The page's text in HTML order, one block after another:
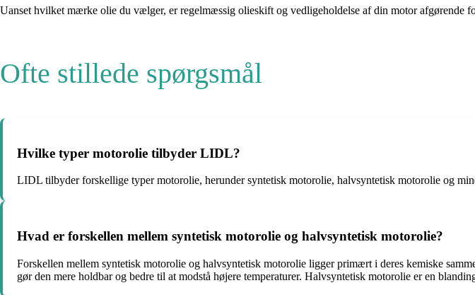
Uanset hvilket mærke olie du vælger, er regelmæssig olieskift og vedligeholdelse af din motor afgørende
Ofte stillede spørgsmål
Hvilke typer motorolie tilbyder LIDL?
LIDL tilbyder forskellige typer motorolie, herunder syntetisk motorolie, halvsyntetisk motorolie og
Hvad er forskellen mellem syntetisk motorolie og halvsyntetisk motorolie?
Forskellen mellem syntetisk motorolie og halvsyntetisk motorolie ligger primært i deres kemiske
gør den mere holdbar og bedre til at modstå højere temperaturer. Halvsyntetisk motorolie er en